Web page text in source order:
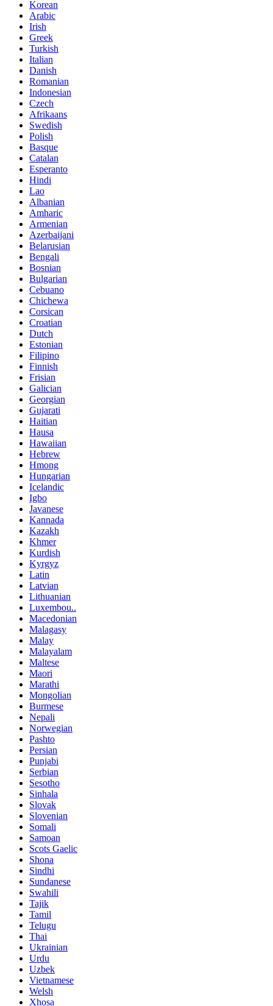
Korean
Arabic
Irish
Greek
Turkish
Italian
Danish
Romanian
Indonesian
Czech
Afrikaans
Swedish
Polish
Basque
Catalan
Esperanto
Hindi
Lao
Albanian
Amharic
Armenian
Azerbaijani
Belarusian
Bengali
Bosnian
Bulgarian
Cebuano
Chichewa
Corsican
Croatian
Dutch
Estonian
Filipino
Finnish
Frisian
Galician
Georgian
Gujarati
Haitian
Hausa
Hawaiian
Hebrew
Hmong
Hungarian
Icelandic
Igbo
Javanese
Kannada
Kazakh
Khmer
Kurdish
Kyrgyz
Latin
Latvian
Lithuanian
Luxembou..
Macedonian
Malagasy
Malay
Malayalam
Maltese
Maori
Marathi
Mongolian
Burmese
Nepali
Norwegian
Pashto
Persian
Punjabi
Serbian
Sesotho
Sinhala
Slovak
Slovenian
Somali
Samoan
Scots Gaelic
Shona
Sindhi
Sundanese
Swahili
Tajik
Tamil
Telugu
Thai
Ukrainian
Urdu
Uzbek
Vietnamese
Welsh
Xhosa